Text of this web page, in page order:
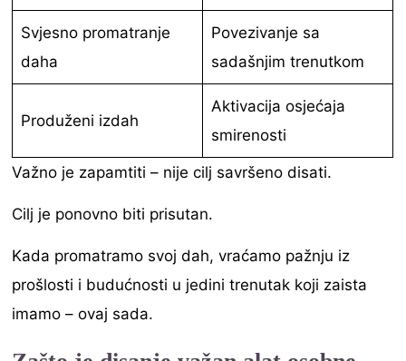
Svjesno promatranje
daha
Povezivanje sa
sadašnjim trenutkom
Produženi izdah
Aktivacija osjećaja
smirenosti
Važno je zapamtiti – nije cilj savršeno disati.
Cilj je ponovno biti prisutan.
Kada promatramo svoj dah, vraćamo pažnju iz
prošlosti i budućnosti u jedini trenutak koji zaista
imamo – ovaj sada.